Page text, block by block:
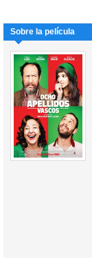
Sobre la película